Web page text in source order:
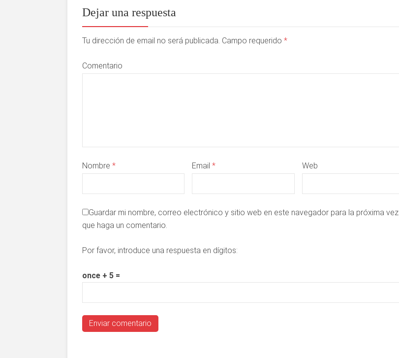
Dejar una respuesta
Tu dirección de email no será publicada. Campo requerido *
Comentario
Nombre * Email * Web
Guardar mi nombre, correo electrónico y sitio web en este navegador para la próxima vez
que haga un comentario.
Por favor, introduce una respuesta en dígitos:
once + 5 =